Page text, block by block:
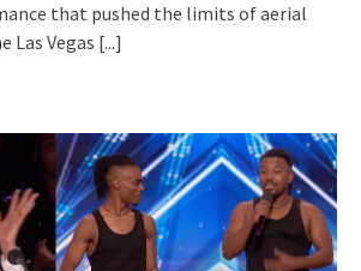
that pushed the limits of aerial
Las Vegas [...]